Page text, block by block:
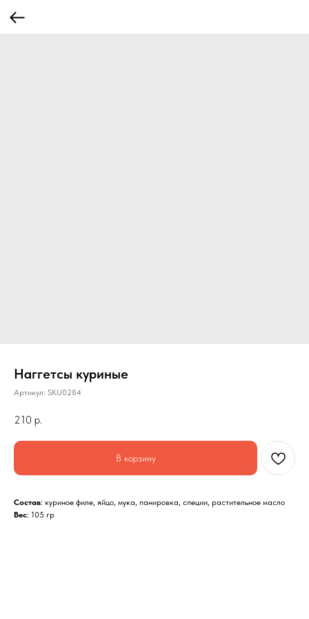
Наггетсы куриные
Артикул: SKU0284
210 р.
В корзину
Состав: куриное филе, яйцо, мука, панировка, специи, растительное масло
Вес: 105 гр